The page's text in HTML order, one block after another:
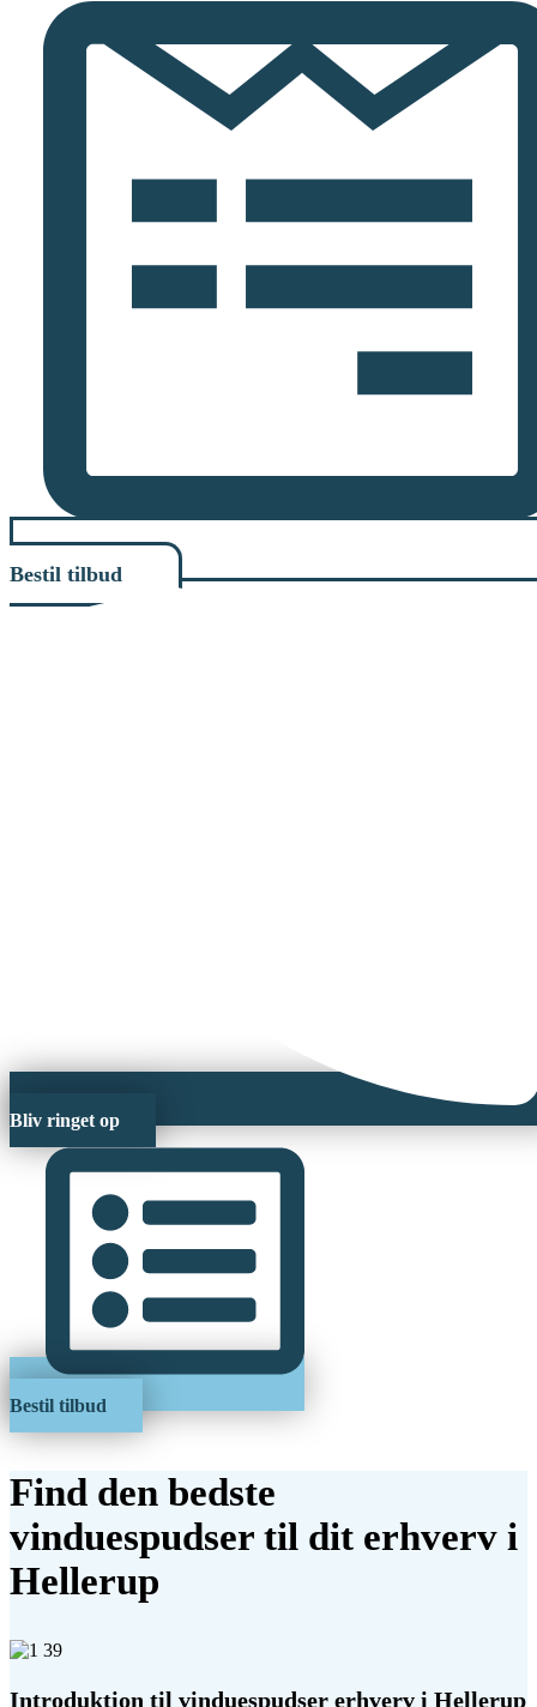
Bestil tilbud
Bliv ringet op
Bestil tilbud
Find den bedste
vinduespudser til dit erhverv i
Hellerup
Introduktion til vinduespudser erhverv i Hellerup